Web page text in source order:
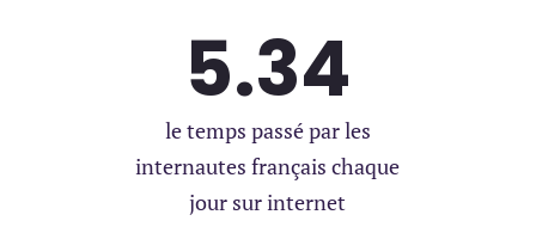
5.34
le temps passé par les
internautes français chaque
jour sur internet